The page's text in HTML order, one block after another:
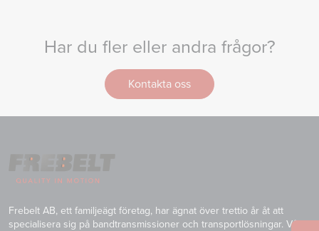
Har du fler eller andra frågor?
Kontakta oss
Frebelt AB, ett familjeägt företag, har ägnat över trettio år åt att
specialisera sig på bandtransmissioner och transportlösningar. Vår